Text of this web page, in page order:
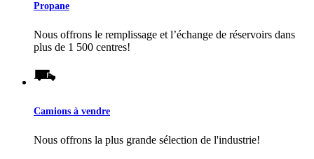
Propane
Nous offrons le remplissage et l’échange de réservoirs dans
plus de 1 500 centres!
Camions à vendre
Nous offrons la plus grande sélection de l'industrie!